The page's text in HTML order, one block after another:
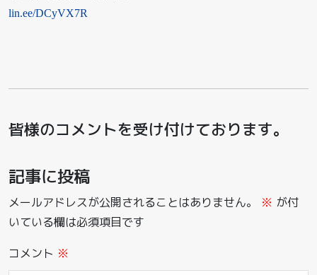
lin.ee/DCyVX7R
皆様のコメントを受け付けております。
記事に投稿
メールアドレスが公開されることはありません。 ※ が付
いている欄は必須項目です
コメント ※